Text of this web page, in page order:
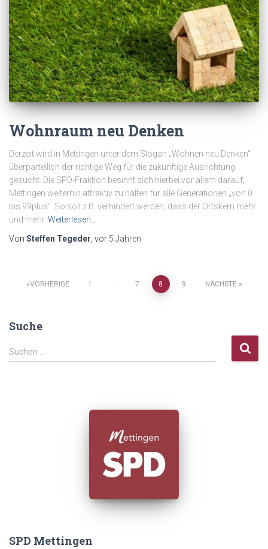
Wohnraum neu Denken
Derzeit wird in Mettingen unter dem Slogan „Wohnen neu Denken“
überparteilich der richtige Weg für die zukünftige Ausrichtung
gesucht. Die SPD-Fraktion besinnt sich hierbei vor allem darauf,
Mettingen weiterhin attraktiv zu halten für alle Generationen „von 0
bis 99plus“. So soll z.B. verhindert werden, dass der Ortskern mehr
und mehr Weiterlesen…
Von Steffen Tegeder, vor 5 Jahren
Seitennummerierung
VORHERIGE 1 … 7 8 9 NÄCHSTE
Suche
S
u
Suchen …
SPD Mettingen